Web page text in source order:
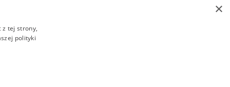
Nie wszystkie usługi są dostępne w
×
z tej strony,
polityki